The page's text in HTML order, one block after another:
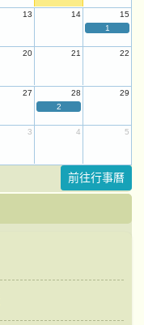
13 14
15
1
20 21
22
27 28
29
2
3 4
5
前往行事曆